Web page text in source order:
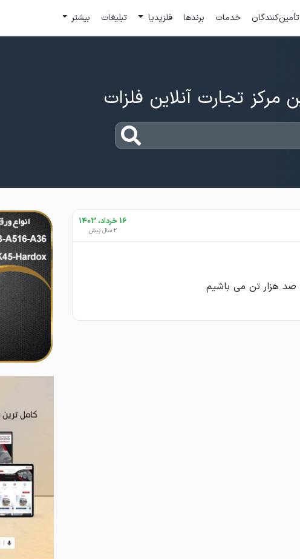
تأمین‌کنندگان خدمات برندها فلزپدیا تبلیغات بیشتر
16 خرداد، 1403
2 سال پیش